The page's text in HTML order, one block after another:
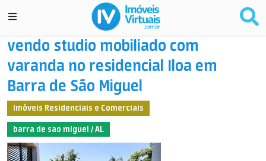
vendo studio mobiliado com
varanda no residencial Iloa em
Barra de São Miguel
Imóveis Residenciais e Comerciais
barra de sao miguel / AL